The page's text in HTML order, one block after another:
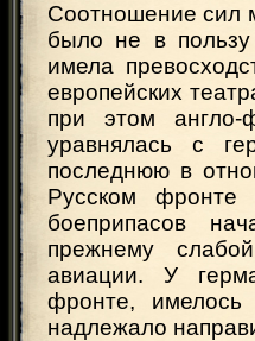
Соотношение сил
было не в
имела
европейских
при этом англо-
уравнялась с
последнюю в
Русском фронте
боеприпасов
прежнему
авиации. У
фронте,
надлежало